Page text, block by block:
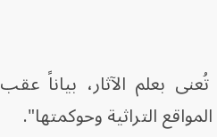
بعلم الآثار، بياناً عقب
التراثية وحوكمتها".